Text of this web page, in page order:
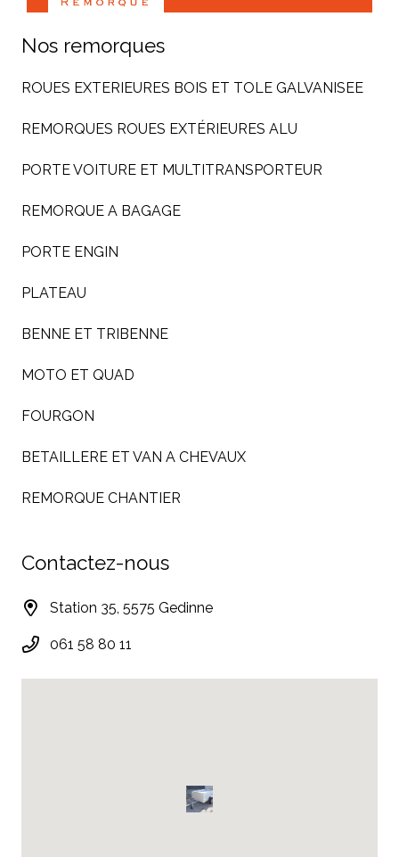
Nos remorques
ROUES EXTERIEURES BOIS ET TOLE GALVANISEE
REMORQUES ROUES EXTÉRIEURES ALU
PORTE VOITURE ET MULTITRANSPORTEUR
REMORQUE A BAGAGE
PORTE ENGIN
PLATEAU
BENNE ET TRIBENNE
MOTO ET QUAD
FOURGON
BETAILLERE ET VAN A CHEVAUX
REMORQUE CHANTIER
Contactez-nous
Station 35, 5575 Gedinne
061 58 80 11